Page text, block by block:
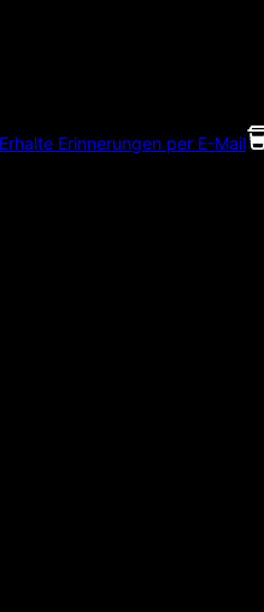
Erhalte Erinnerungen per E-Mail